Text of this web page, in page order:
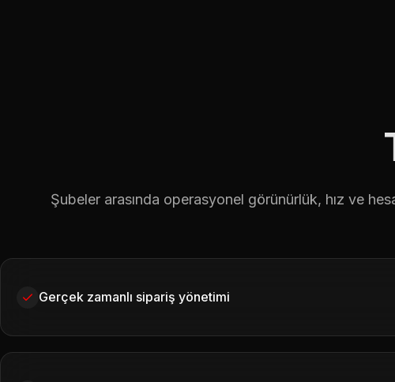
Şubeler arasında operasyonel görünürlük, hız ve
Gerçek zamanlı sipariş yönetimi